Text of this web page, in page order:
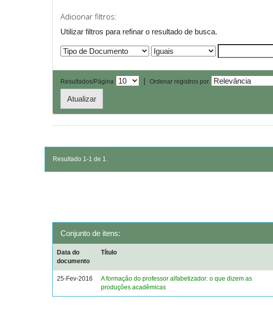
Adicionar filtros:
Utilizar filtros para refinar o resultado de busca.
Resultados/Página | Ordenar registros por
Resultado 1-1 de 1.
Conjunto de itens:
Data do
documento
Título
25-Fev-2016
A formação do professor alfabetizador: o que dizem as
produções acadêmicas